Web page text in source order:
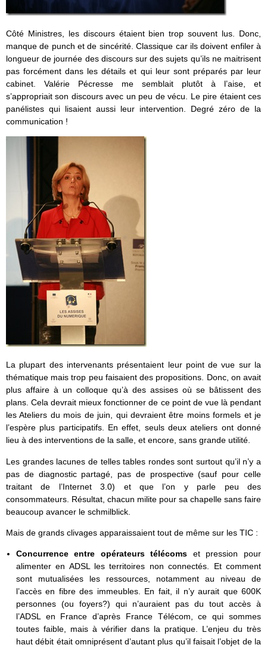
Côté Ministres, les discours étaient bien trop souvent lus. Donc,
manque de punch et de sincérité. Classique car ils doivent enfiler à
longueur de journée des discours sur des sujets qu’ils ne maitrisent
pas forcément dans les détails et qui leur sont préparés par leur
cabinet. Valérie Pécresse me semblait plutôt à l’aise, et
s’appropriait son discours avec un peu de vécu. Le pire étaient ces
panélistes qui lisaient aussi leur intervention. Degré zéro de la
communication !
La plupart des intervenants présentaient leur point de vue sur la
thématique mais trop peu faisaient des propositions. Donc, on avait
plus affaire à un colloque qu’à des assises où se bâtissent des
plans. Cela devrait mieux fonctionner de ce point de vue là pendant
les Ateliers du mois de juin, qui devraient être moins formels et je
l’espère plus participatifs. En effet, seuls deux ateliers ont donné
lieu à des interventions de la salle, et encore, sans grande utilité.
Les grandes lacunes de telles tables rondes sont surtout qu’il n’y a
pas de diagnostic partagé, pas de prospective (sauf pour celle
traitant de l’Internet 3.0) et que l’on y parle peu des
consommateurs. Résultat, chacun milite pour sa chapelle sans faire
beaucoup avancer le schmilblick.
Mais de grands clivages apparaissaient tout de même sur les TIC :
Concurrence entre opérateurs télécoms et pression pour
alimenter en ADSL les territoires non connectés. Et comment
sont mutualisées les ressources, notamment au niveau de
l’accès en fibre des immeubles. En fait, il n’y aurait que 600K
personnes (ou foyers?) qui n’auraient pas du tout accès à
l’ADSL en France d’après France Télécom, ce qui sommes
toutes faible, mais à vérifier dans la pratique. L’enjeu du très
haut débit était omniprésent d’autant plus qu’il faisait l’objet de la